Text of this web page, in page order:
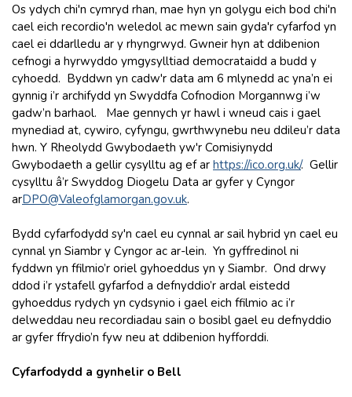
Os ydych chi'n cymryd rhan, mae hyn yn golygu eich bod chi'n
cael eich recordio'n weledol ac mewn sain gyda'r cyfarfod yn
cael ei ddarlledu ar y rhyngrwyd. Gwneir hyn at ddibenion
cefnogi a hyrwyddo ymgysylltiad democrataidd a budd y
cyhoedd. Byddwn yn cadw'r data am 6 mlynedd ac yna’n ei
gynnig i’r archifydd yn Swyddfa Cofnodion Morgannwg i’w
gadw’n barhaol. Mae gennych yr hawl i wneud cais i gael
mynediad at, cywiro, cyfyngu, gwrthwynebu neu ddileu’r data
hwn. Y Rheolydd Gwybodaeth yw'r Comisiynydd
Gwybodaeth a gellir cysylltu ag ef ar https://ico.org.uk/. Gellir
cysylltu â’r Swyddog Diogelu Data ar gyfer y Cyngor
arDPO@Valeofglamorgan.gov.uk.
Bydd cyfarfodydd sy'n cael eu cynnal ar sail hybrid yn cael eu
cynnal yn Siambr y Cyngor ac ar-lein. Yn gyffredinol ni
fyddwn yn ffilmio’r oriel gyhoeddus yn y Siambr. Ond drwy
ddod i’r ystafell gyfarfod a defnyddio’r ardal eistedd
gyhoeddus rydych yn cydsynio i gael eich ffilmio ac i’r
delweddau neu recordiadau sain o bosibl gael eu defnyddio
ar gyfer ffrydio’n fyw neu at ddibenion hyfforddi.
Cyfarfodydd a gynhelir o Bell